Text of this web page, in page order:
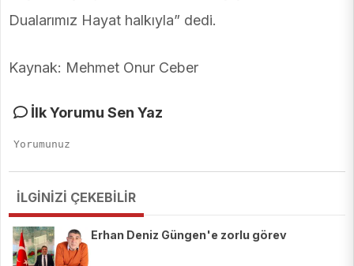
Dualarımız Hayat halkıyla” dedi.
Kaynak: Mehmet Onur Ceber
İlk Yorumu Sen Yaz
İLGİNİZİ ÇEKEBİLİR
Erhan Deniz Güngen'e zorlu görev